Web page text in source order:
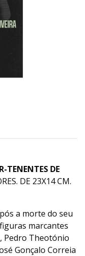
TENENTES DE
DE 23X14 CM.
a morte do seu
marcantes
Pedro Theotónio
Gonçalo Correia